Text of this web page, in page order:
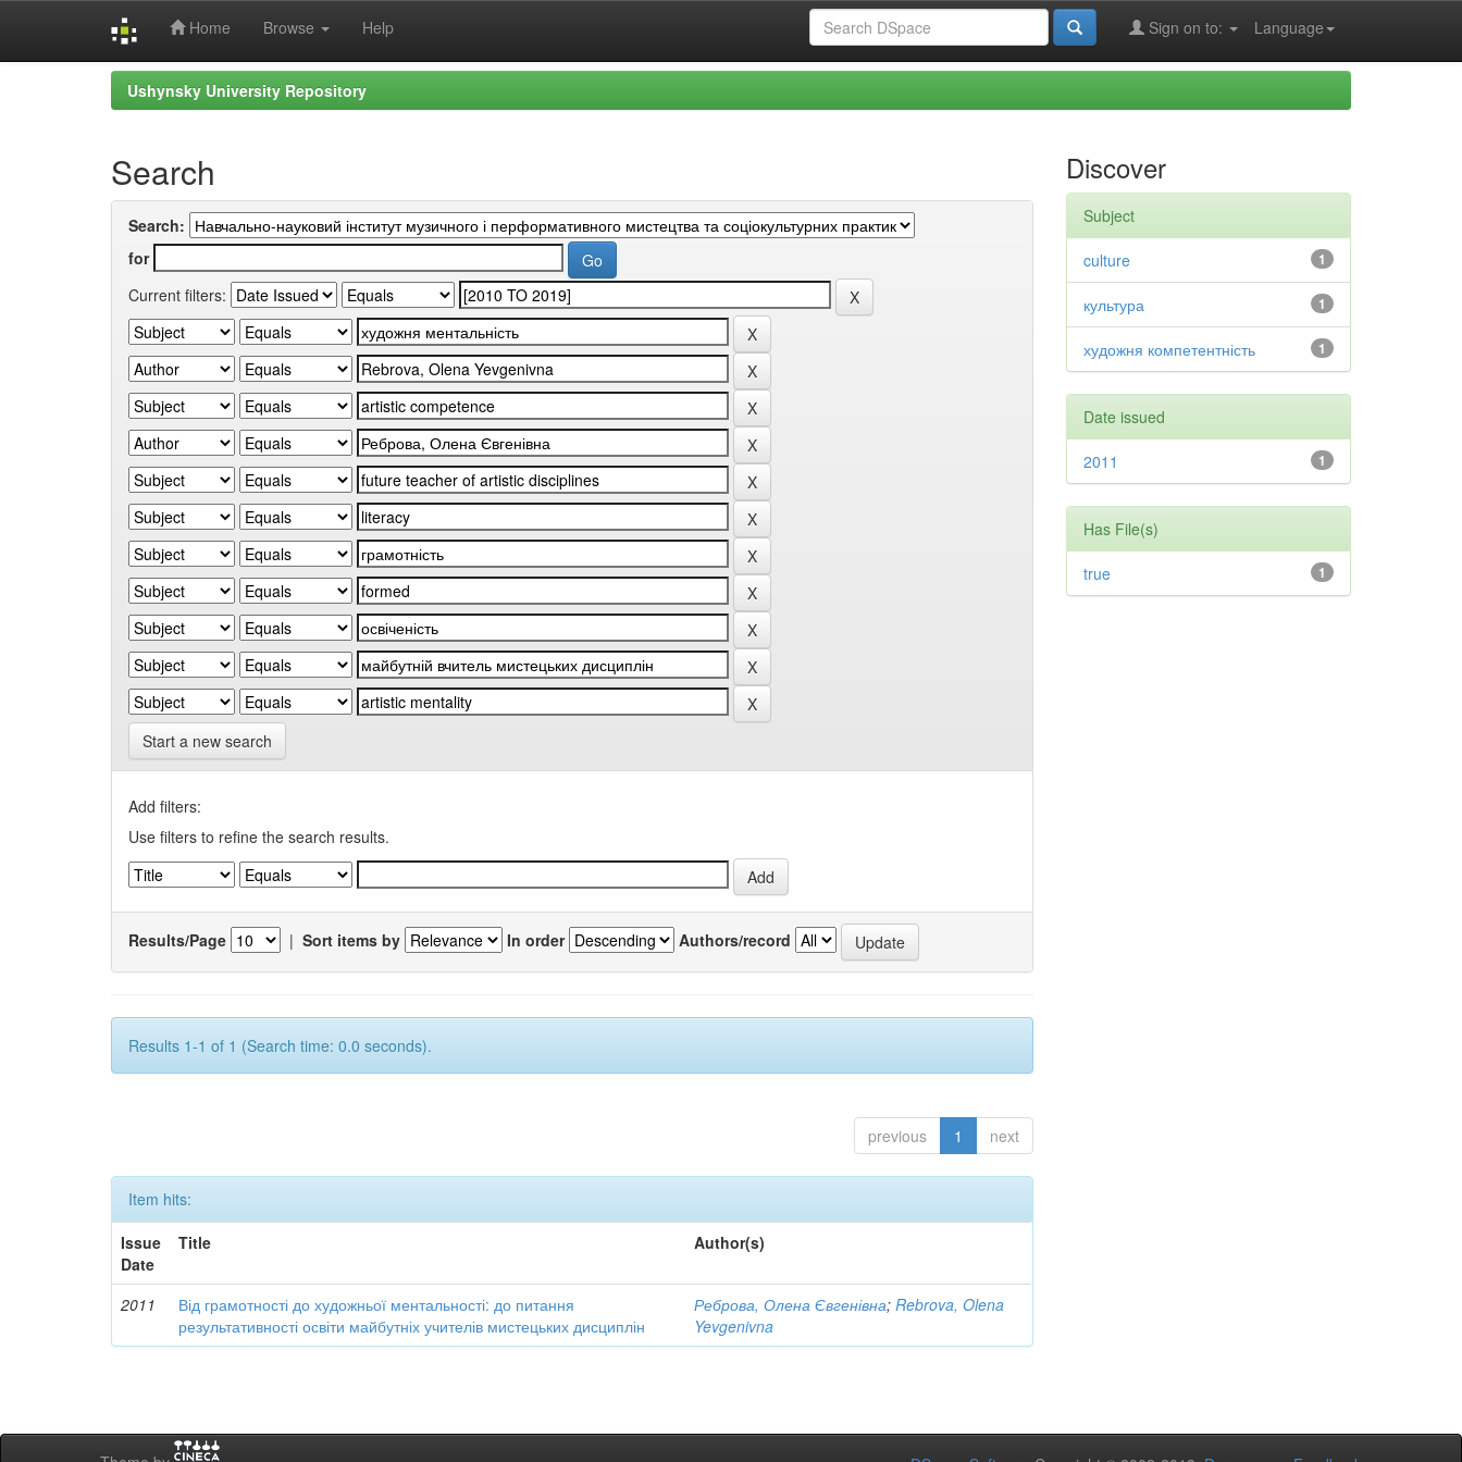
Home Browse Help Language
Sign on to:
Ushynsky University Repository
Search
Search:
for
Current filters:
Start a new search
Add filters:
Use filters to refine the search results.
Results/Page | Sort items by In order Authors/record
Results 1-1 of 1 (Search time: 0.0 seconds).
previous 1 next
Item hits:
Issue
Date
Title Author(s)
2011
Від грамотності до художньої ментальності: до питання
результативності освіти майбутніх учителів мистецьких дисциплін
Реброва, Олена Євгенівна;Rebrova, Olena
Yevgenivna
Discover
Subject
1
culture
1
культура
1
художня компетентність
Date issued
1
2011
Has File(s)
1
true